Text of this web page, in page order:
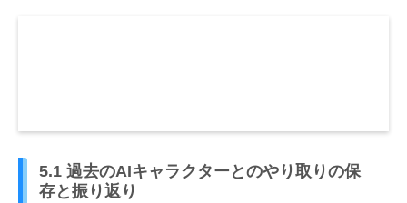
5.1 過去のAIキャラクターとのやり取りの保
存と振り返り